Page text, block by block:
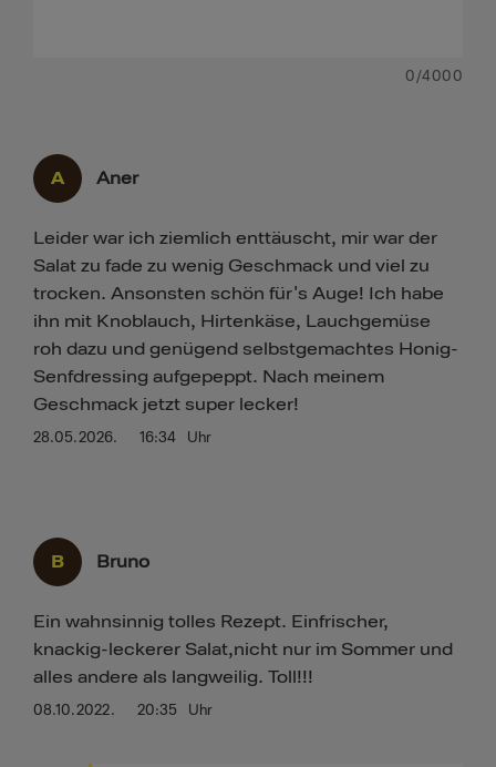
0 /4000
A Aner
28.05.2026. 16:34 Uhr
Leider war ich ziemlich enttäuscht, mir war der
Salat zu fade zu wenig Geschmack und viel zu
trocken. Ansonsten schön für's Auge! Ich habe
ihn mit Knoblauch, Hirtenkäse, Lauchgemüse
roh dazu und genügend selbstgemachtes Honig-
Senfdressing aufgepeppt. Nach meinem
Geschmack jetzt super lecker!
B Bruno
08.10.2022. 20:35 Uhr
Ein wahnsinnig tolles Rezept. Einfrischer,
knackig-leckerer Salat,nicht nur im Sommer und
alles andere als langweilig. Toll!!!